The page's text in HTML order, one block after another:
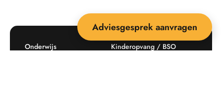
Onderwijs Kinderopvang / BSO
Adviesgesprek aanvragen